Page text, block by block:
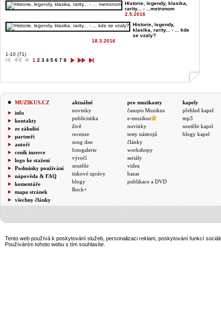
Historie, legendy, klasika,
rarity... - ...metronom
2.5.2016
Historie, legendy,
klasika, rarity... - ... kde
se vzaly?
18.3.2016
1-10 (71)
1 2 3 4 5 6 7 8
MUZIKUS.CZ
info
kontakty
ze zákulisí
partneři
autoři
ceník inzerce
logo ke stažení
Podmínky používání
nápověda & FAQ
komentáře
mapa stránek
všechny články
aktuálně
novinky
publicistika
živě
recenze
song dne
fotogalerie
výročí
soutěže
tiskové zprávy
blogy
Rock+
pro muzikanty
časopis Muzikus
e-muzikus
novinky
testy nástrojů
články
workshopy
seriály
videa
bazar
publikace a DVD
kapely
přehled kapel
mp3
soutěže kapel
blogy kapel
Tento web používá k poskytování služeb, personalizaci reklam, poskytování funkcí
Používáním tohoto webu s tím souhlasíte.